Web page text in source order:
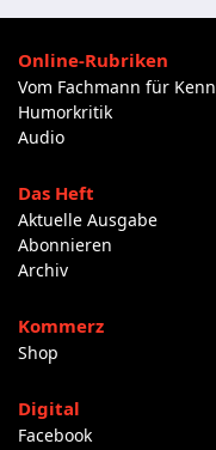
Online-Rubriken
Vom Fachmann für
Humorkritik
Audio
Das Heft
Aktuelle Ausgabe
Abonnieren
Archiv
Kommerz
Shop
Digital
Facebook